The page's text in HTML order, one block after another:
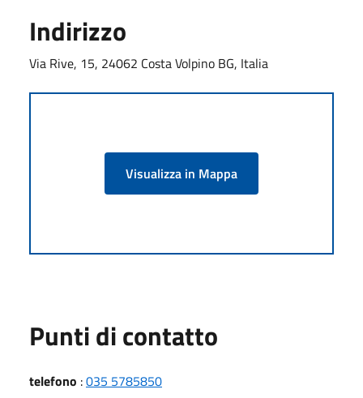
Indirizzo
Via Rive, 15, 24062 Costa Volpino BG, Italia
Visualizza in Mappa
Punti di contatto
telefono :035 5785850